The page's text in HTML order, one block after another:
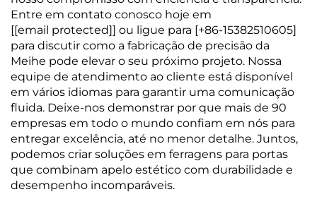
Entre em contato conosco hoje em
[[email protected]] ou ligue para [+86-15382510605]
para discutir como a fabricação de precisão da
Meihe pode elevar o seu próximo projeto. Nossa
equipe de atendimento ao cliente está disponível
em vários idiomas para garantir uma comunicação
fluida. Deixe-nos demonstrar por que mais de 90
empresas em todo o mundo confiam em nós para
entregar excelência, até no menor detalhe. Juntos,
podemos criar soluções em ferragens para portas
que combinam apelo estético com durabilidade e
desempenho incomparáveis.